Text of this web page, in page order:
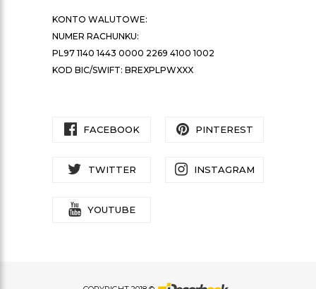
KONTO WALUTOWE:
NUMER RACHUNKU:
PL97 1140 1443 0000 2269 4100 1002
KOD BIC/SWIFT: BREXPLPWXXX
FACEBOOK PINTEREST
TWITTER INSTAGRAM
YOUTUBE